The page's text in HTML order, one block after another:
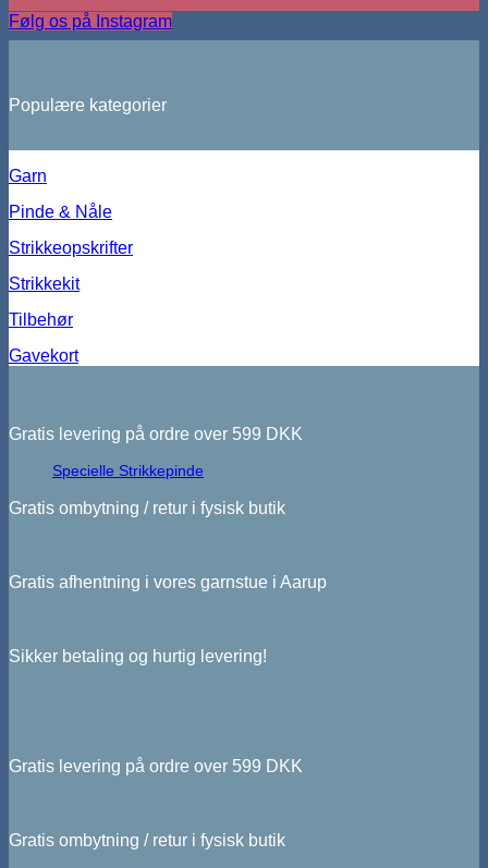
Specielle Strikkepinde
Følg os på Instagram
Populære kategorier
Garn
Pinde & Nåle
Strikkeopskrifter
Strikkekit
Tilbehør
Gavekort
Gratis levering på ordre over 599 DKK
Gratis ombytning / retur i fysisk butik
Gratis afhentning i vores garnstue i Aarup
Sikker betaling og hurtig levering!
Gratis levering på ordre over 599 DKK
Gratis ombytning / retur i fysisk butik